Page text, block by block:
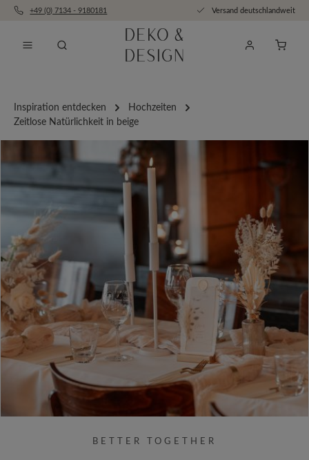
Zum Hauptinhalt springen
+49 (0) 7134 - 9180181 Versand deutschlandweit
Inspiration entdecken
Hochzeiten
Zeitlose Natürlichkeit in beige
BETTER TOGETHER